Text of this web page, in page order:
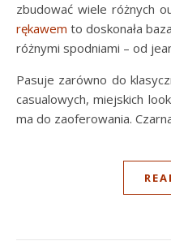
zbudować wiele różnych
rękawem to doskonała
różnymi spodniami – od
Pasuje zarówno do
casualowych, miejskich
ma do zaoferowania.